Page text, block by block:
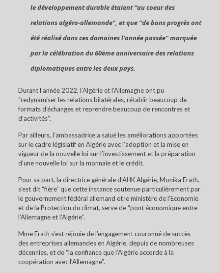
le développement durable étaient “au coeur des
relations algéro-allemande”, et que “de bons progrès ont
été réalisé dans ces domaines l’année passée” marquée
par la célébration du 60ème anniversaire des relations
diplomatiques entre les deux pays.
Durant l’année 2022, l’Algérie et l’Allemagne ont pu
“redynamiser les relations bilatérales, rétablir beaucoup de
formats d’échanges et reprendre beaucoup de rencontres et
d’activités”.
Par ailleurs, l’ambassadrice a salué les améliorations apportées
sur le cadre législatif en Algérie avec l’adoption et la mise en
vigueur de la nouvelle loi sur l’investissement et la préparation
d’une nouvelle loi sur la monnaie et le crédit.
Pour sa part, la directrice générale d’AHK Algérie, Monika Erath,
s’est dit “fière” que cette instance soutenue particulièrement par
le gouvernement fédéral allemand et le ministère de l’Economie
et de la Protection du climat, serve de “pont économique entre
l’Allemagne et l’Algérie”.
Mme Erath s’est réjouie de l’engagement couronné de succès
des entreprises allemandes en Algérie, depuis de nombreuses
décennies, et de “la confiance que l’Algérie accorde à la
coopération avec l’Allemagne”.